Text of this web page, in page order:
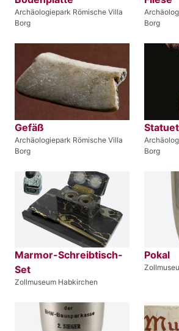
Archäologiepark Römische Villa
Borg
Borg
Gefäß
Archäologiepark Römische Villa
Borg
Borg
Marmor-Schreibtisch-
Set
Zollmuseum Habkirchen
Pokal